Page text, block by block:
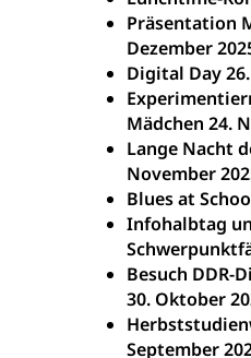
Präsentation
Dezember
Digital Day
Mädchen 24.
Lange Nacht
November
Blues at
Infohalbtag
Besuch DDR-
30. Oktober
September